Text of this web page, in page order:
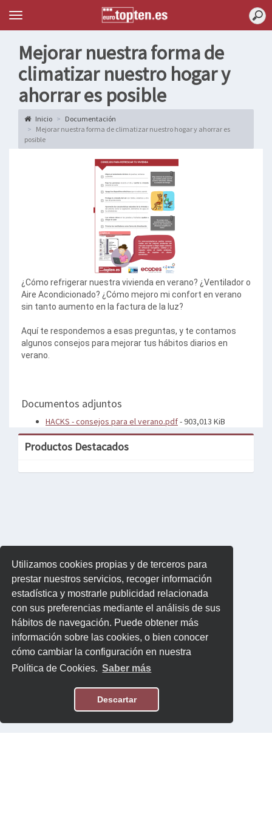
Utilizamos cookies propias y de terceros para
prestar nuestros servicios, recoger información
estadística y mostrarle publicidad relacionada
con sus preferencias mediante el análisis de sus
hábitos de navegación. Puede obtener más
información sobre las cookies, o bien conocer
cómo cambiar la configuración en nuestra
Política de Cookies. Saber más
Descartar
Topten
Menu
Mejorar nuestra forma de
climatizar nuestro hogar y
ahorrar es posible
Inicio
Documentación
Mejorar nuestra forma de climatizar nuestro hogar y ahorrar es
posible
¿Cómo refrigerar nuestra vivienda en verano? ¿Ventilador o
Aire Acondicionado? ¿Cómo mejoro mi confort en verano
sin tanto aumento en la factura de la luz?
Aquí te respondemos a esas preguntas, y te contamos
algunos consejos para mejorar tus hábitos diarios en
verano.
Documentos adjuntos
HACKS - consejos para el verano.pdf- 903,013 KiB
Productos Destacados